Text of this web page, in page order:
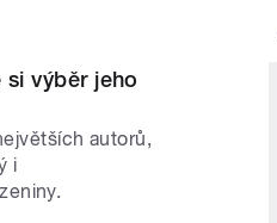
výběr jeho
autorů,
i